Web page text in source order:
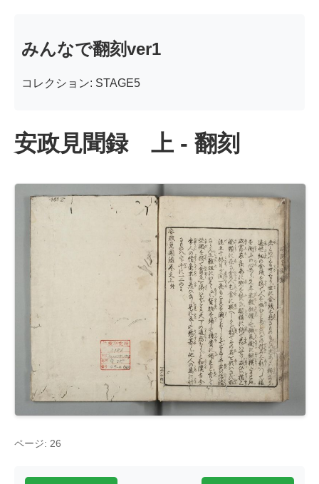
みんなで翻刻ver1
コレクション: STAGE5
安政見聞録 上 - 翻刻
ページ: 26